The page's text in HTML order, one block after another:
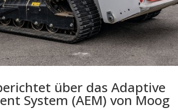
über das Adaptive
System (AEM) von Moog